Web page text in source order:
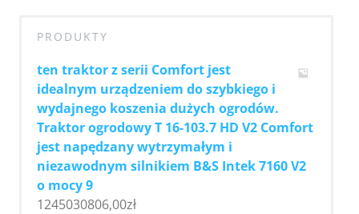
PRODUKTY
ten traktor z serii Comfort jest
idealnym urządzeniem do szybkiego i
wydajnego koszenia dużych ogrodów.
Traktor ogrodowy T 16-103.7 HD V2 Comfort
jest napędzany wytrzymałym i
niezawodnym silnikiem B&S Intek 7160 V2
o mocy 9
1245030806,00zł